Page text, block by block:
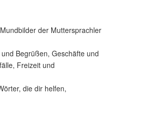
der Muttersprachler
und Begrüßen, Geschäfte und
Freizeit und
die dir helfen,